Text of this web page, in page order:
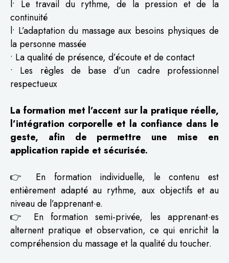
l• Le travail du rythme, de la pression et de la
continuité
l• L’adaptation du massage aux besoins physiques de
la personne massée
• La qualité de présence, d’écoute et de contact
• Les règles de base d’un cadre professionnel
respectueux
La formation met l’accent sur la pratique réelle,
l’intégration corporelle et la confiance dans le
geste, afin de permettre une mise en
application rapide et sécurisée.
👉 En formation individuelle, le contenu est
entièrement adapté au rythme, aux objectifs et au
niveau de l’apprenant·e.
👉 En formation semi-privée, les apprenant·es
alternent pratique et observation, ce qui enrichit la
compréhension du massage et la qualité du toucher.